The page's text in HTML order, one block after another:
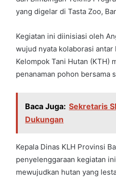
yang digelar di Tasta Zoo,
Kegiatan ini diinisiasi oleh
wujud nyata kolaborasi
Kelompok Tani Hutan (KTH)
penanaman pohon bersama
Baca Juga: Sekretaris
Dukungan
Kepala Dinas KLH Provinsi
penyelenggaraan kegiatan
mewujudkan hutan yang